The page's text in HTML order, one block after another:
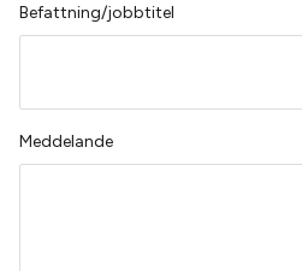
Befattning/jobbtitel
Meddelande